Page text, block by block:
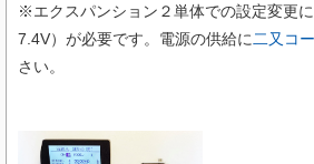
※エクスパンション２単体での設定変更
7.4V）が必要です。 電源の供給に 二又コ
さい。